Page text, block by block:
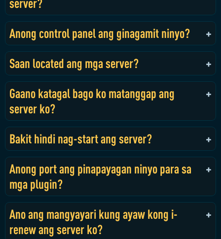
server?
Anong control panel ang ginagamit ninyo?
Saan located ang mga server?
Gaano katagal bago ko matanggap ang
server ko?
Bakit hindi nag-start ang server?
Anong port ang pinapayagan ninyo para sa
mga plugin?
Ano ang mangyayari kung ayaw kong i-
renew ang server ko?